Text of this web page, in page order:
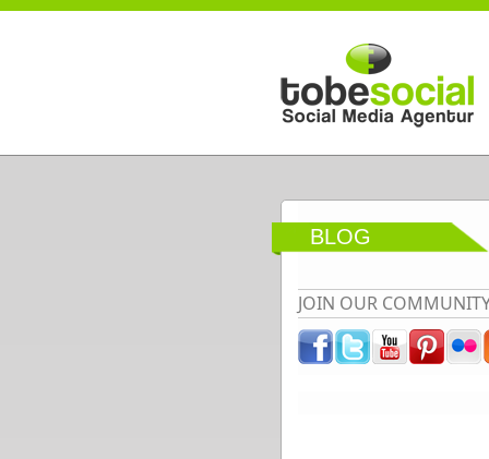
Direkt zum Inhalt
BLOG
JOIN OUR